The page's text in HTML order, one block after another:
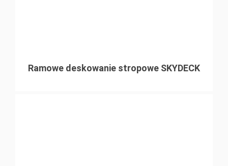
Ramowe deskowanie stropowe SKYDECK